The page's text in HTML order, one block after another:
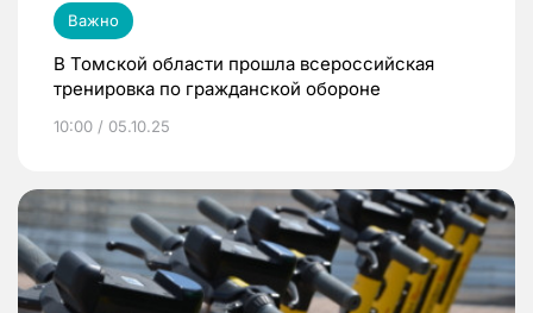
Важно
В Томской области прошла всероссийская
тренировка по гражданской обороне
10:00 / 05.10.25